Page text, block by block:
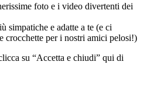
foto e i video divertenti dei
simpatiche e adatte a te (e ci
crocchette per i nostri amici pelosi!)
su “Accetta e chiudi” qui di